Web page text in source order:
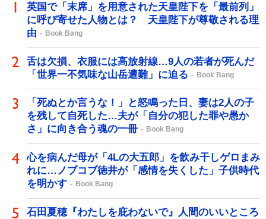
英国で「末席」を用意された天皇陛下を「最前列」
に呼び寄せた人物とは？ 天皇陛下が尊敬される理
由
Book Bang
舌は欠損、衣服には高放射線…9人の若者が死んだ
「世界一不気味な山岳遭難」に迫る
Book Bang
「死ぬとか言うな！」と怒鳴った日、妻は2人の子
を残して自死した…夫が「自分の犯した罪や愚か
さ」に向き合う魂の一冊
Book Bang
心を病んだ母が「4Lの大五郎」を飲み干しゲロまみ
れに…ノブコブ徳井が「感情を失くした」子供時代
を明かす
Book Bang
石田夏穂『わたしを庇わないで』人間のいいところ